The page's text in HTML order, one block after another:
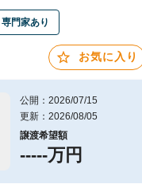
専門家あり
お気に入り
公開：2026/07/15
更新：2026/08/05
譲渡希望額
-----万円